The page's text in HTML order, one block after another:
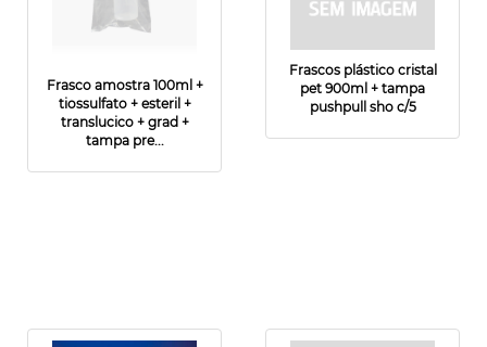
Frasco amostra 100ml +
tiossulfato + esteril +
translucico + grad +
tampa pre...
Frascos plástico cristal
pet 900ml + tampa
pushpull sho c/5